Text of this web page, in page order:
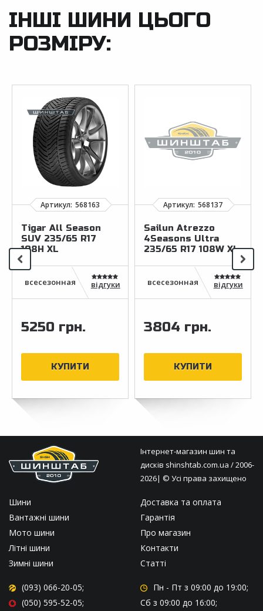
ІНШІ ШИНИ ЦЬОГО
РОЗМІРУ:
Tigar All Season
SUV 235/65 R17
108H XL
відгуки
5250 грн.
Sailun Atrezzo
4Seasons Ultra
235/65 R17 108W XL
відгуки
3804 грн.
Шини
Вантажні шини
Мото шини
Літні шини
Зимні шини
Доставка та оплата
Гарантія
Про магазин
Контакти
Статті
(093) 066-20-05;
(050) 595-52-05;
Пн - Пт з 09:00 до 19:00;
Сб з 09:00 до 16:00;
Інтернет-магазин шин та
дисків shinshtab.com.ua / 2006-
2026| © Усі права захищено